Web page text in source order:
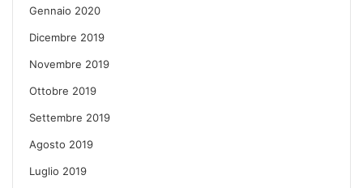
Gennaio 2020
Dicembre 2019
Novembre 2019
Ottobre 2019
Settembre 2019
Agosto 2019
Luglio 2019